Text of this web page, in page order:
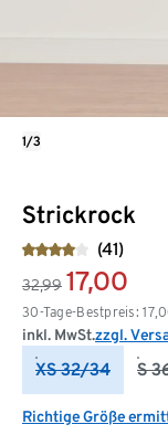
Strickrock
(41)
32,99 17,00
30-Tage-Bestpreis:
inkl. MwSt.zzgl.
XS 32/34 S
Richtige Größe
1/3